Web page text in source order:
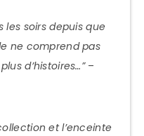
les soirs depuis que
ne comprend pas
d’histoires…”–
et l’enceinte